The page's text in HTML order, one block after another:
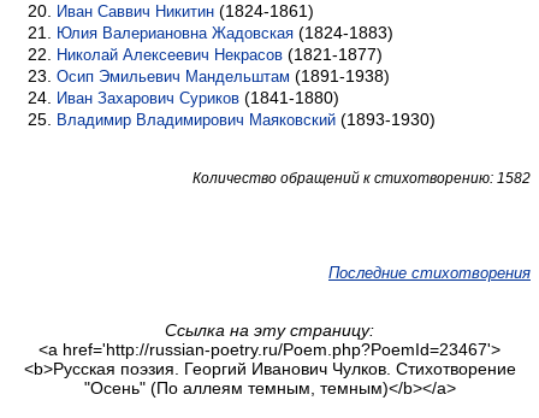
Иван Саввич Никитин (1824-1861)
Юлия Валериановна Жадовская (1824-1883)
Николай Алексеевич Некрасов (1821-1877)
Осип Эмильевич Мандельштам (1891-1938)
Иван Захарович Суриков (1841-1880)
Владимир Владимирович Маяковский (1893-1930)
Количество обращений к стихотворению: 1582
Последние стихотворения
Ссылка на эту страницу:
<a href='http://russian-poetry.ru/Poem.php?PoemId=23467'>
<b>Русская поэзия. Георгий Иванович Чулков. Стихотворение
"Осень" (По аллеям темным, темным)</b></a>